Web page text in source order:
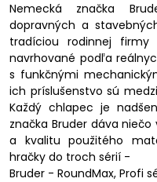
Nemecká značka
dopravných a
tradíciou rodinnej firmy
navrhované podľa
s funkčnými
ich príslušenstvo sú
Každý chlapec je
značka Bruder dáva
a kvalitu použitého
hračky do troch sérií -
Bruder - RoundMax, Profi